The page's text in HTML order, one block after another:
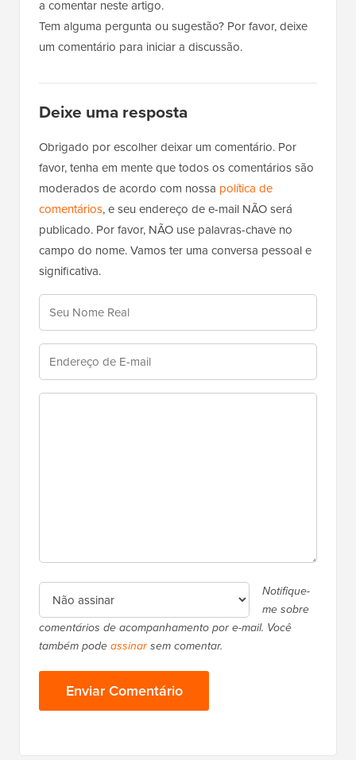
a comentar neste artigo.
Tem alguma pergunta ou sugestão? Por favor, deixe
um comentário para iniciar a discussão.
Deixe uma resposta
Obrigado por escolher deixar um comentário. Por
favor, tenha em mente que todos os comentários são
moderados de acordo com nossa política de
comentários, e seu endereço de e-mail NÃO será
publicado. Por favor, NÃO use palavras-chave no
campo do nome. Vamos ter uma conversa pessoal e
significativa.
Notifique-
me sobre
comentários de acompanhamento por e-mail. Você
também podeassinarsem comentar.